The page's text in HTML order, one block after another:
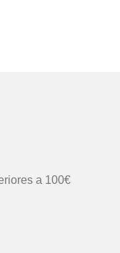
a 100€